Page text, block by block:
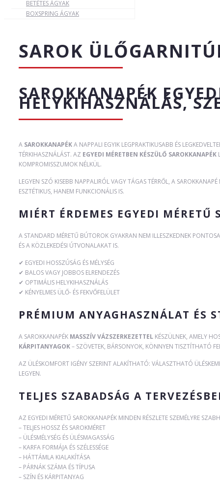
BETÉTES ÁGYAK
BOXSPRING ÁGYAK
SAROK
SAROKKANAPÉK
HELYKIHASZNÁLÁS,
A SAROKKANAPÉKA NAPPALI EGYIK LEGPRAKTIKUSABB ÉS
TÉRKIHASZNÁLÁST. AZ EGYEDI MÉRETBEN KÉSZÜLŐ SAROKKANAPÉK
KOMPROMISSZUMOK NÉLKÜL.
LEGYEN SZÓ KISEBB NAPPALIRÓL VAGY TÁGAS TÉRRŐL, A
ESZTÉTIKUS, HANEM FUNKCIONÁLIS IS.
MIÉRT ÉRDEMES EGYEDI
A STANDARD MÉRETŰ BÚTOROK GYAKRAN NEM ILLESZKEDNEK
ÉS A KÖZLEKEDÉSI ÚTVONALAKAT IS.
✔ EGYEDI HOSSZÚSÁG ÉS MÉLYSÉG
✔ BALOS VAGY JOBBOS ELRENDEZÉS
✔ OPTIMÁLIS HELYKIHASZNÁLÁS
✔ KÉNYELMES ÜLŐ- ÉS FEKVŐFELÜLET
PRÉMIUM ANYAGHASZNÁLAT ÉS
A SAROKKANAPÉK MASSZÍV VÁZSZERKEZETTEL KÉSZÜLNEK, AMELY
KÁRPITANYAGOK– SZÖVETEK, BÁRSONYOK, KÖNNYEN TISZTÍTHATÓ
AZ ÜLÉSKOMFORT IGÉNY SZERINT ALAKÍTHATÓ: VÁLASZTHATÓ
LEGYEN.
TELJES SZABADSÁG A
AZ EGYEDI MÉRETŰ SAROKKANAPÉK MINDEN RÉSZLETE SZEMÉLYRE
– TELJES HOSSZ ÉS SAROKMÉRET
– ÜLÉSMÉLYSÉG ÉS ÜLÉSMAGASSÁG
– KARFA FORMÁJA ÉS SZÉLESSÉGE
– HÁTTÁMLA KIALAKÍTÁSA
– PÁRNÁK SZÁMA ÉS TÍPUSA
– SZÍN ÉS KÁRPITANYAG